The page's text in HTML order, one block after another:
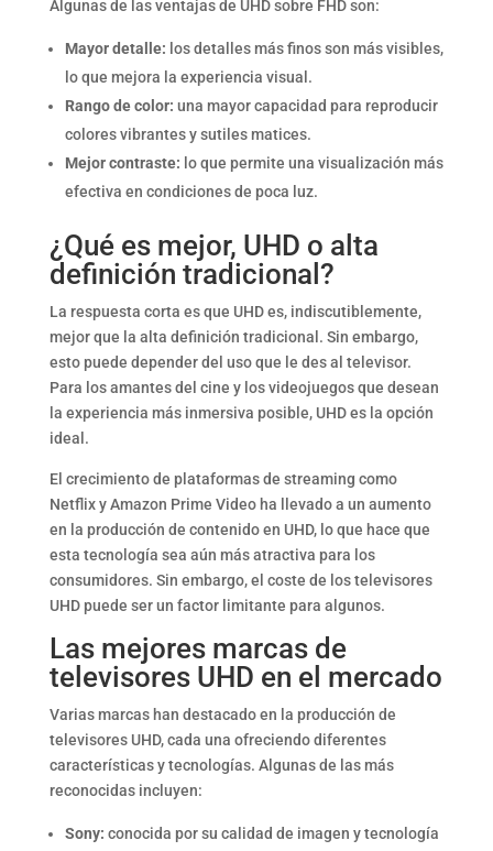
Algunas de las ventajas de UHD sobre FHD son:
Mayor detalle: los detalles más finos son más visibles,
lo que mejora la experiencia visual.
Rango de color: una mayor capacidad para reproducir
colores vibrantes y sutiles matices.
Mejor contraste: lo que permite una visualización más
efectiva en condiciones de poca luz.
¿Qué es mejor, UHD o alta
definición tradicional?
La respuesta corta es que UHD es, indiscutiblemente,
mejor que la alta definición tradicional. Sin embargo,
esto puede depender del uso que le des al televisor.
Para los amantes del cine y los videojuegos que desean
la experiencia más inmersiva posible, UHD es la opción
ideal.
El crecimiento de plataformas de streaming como
Netflix y Amazon Prime Video ha llevado a un aumento
en la producción de contenido en UHD, lo que hace que
esta tecnología sea aún más atractiva para los
consumidores. Sin embargo, el coste de los televisores
UHD puede ser un factor limitante para algunos.
Las mejores marcas de
televisores UHD en el mercado
Varias marcas han destacado en la producción de
televisores UHD, cada una ofreciendo diferentes
características y tecnologías. Algunas de las más
reconocidas incluyen:
Sony: conocida por su calidad de imagen y tecnología